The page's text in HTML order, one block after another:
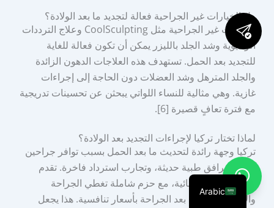
هل الخيارات غير الجراحية فعالة لتجديد ما بعد الولادة؟
الخيارات غير الجراحية مثل CoolSculpting وعلاج الترددات
الراديوية وشد الجلد بالليزر يمكن أن تكون فعالة للغاية
للتجديد بعد الحمل. تستهدف هذه العلاجات الدهون الزائدة
والجلد المترهل وشد العضلات دون الحاجة إلى إجراءات
غازية. وهي مثالية للنساء اللواتي يبحثن عن تحسينات تدريجية
مع فترة تعافٍ قصيرة [6].
لماذا تختار تركيا لإجراءات التجديد بعد الولادة؟
تركيا وجهة رائدة لتحديث ما بعد الحمل بسبب توافر جراحين
مهرة، مرافق طبية حديثة، وتجارب استرداد فاخرة. تقدم
الدولة قيمة استثنائية، مع حزم شاملة تغطي الجراحة
والإقامة والرعاية بعد الجراحة بأسعار تنافسية. هذا يجعل
Arabic